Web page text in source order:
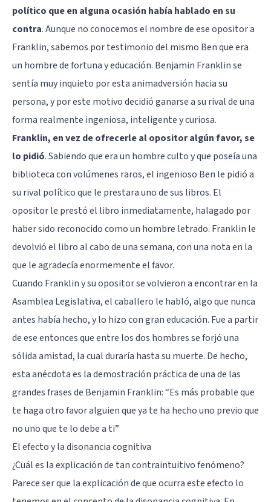
político que en alguna ocasión había hablado en su
contra. Aunque no conocemos el nombre de ese opositor a
Franklin, sabemos por testimonio del mismo Ben que era
un hombre de fortuna y educación. Benjamin Franklin se
sentía muy inquieto por esta animadversión hacia su
persona, y por este motivo decidió ganarse a su rival de una
forma realmente ingeniosa, inteligente y curiosa.
Franklin, en vez de ofrecerle al opositor algún favor, se
lo pidió. Sabiendo que era un hombre culto y que poseía una
biblioteca con volúmenes raros, el ingenioso Ben le pidió a
su rival político que le prestara uno de sus libros. El
opositor le prestó el libro inmediatamente, halagado por
haber sido reconocido como un hombre letrado. Franklin le
devolvió el libro al cabo de una semana, con una nota en la
que le agradecía enormemente el favor.
Cuando Franklin y su opositor se volvieron a encontrar en la
Asamblea Legislativa, el caballero le habló, algo que nunca
antes había hecho, y lo hizo con gran educación. Fue a partir
de ese entonces que entre los dos hombres se forjó una
sólida amistad, la cual duraría hasta su muerte. De hecho,
esta anécdota es la demostración práctica de una de las
grandes frases de Benjamin Franklin: “Es más probable que
te haga otro favor alguien que ya te ha hecho uno previo que
no uno que te lo debe a ti”
El efecto y la disonancia cognitiva
¿Cuál es la explicación de tan contraintuitivo fenómeno?
Parece ser que la explicación de que ocurra este efecto lo